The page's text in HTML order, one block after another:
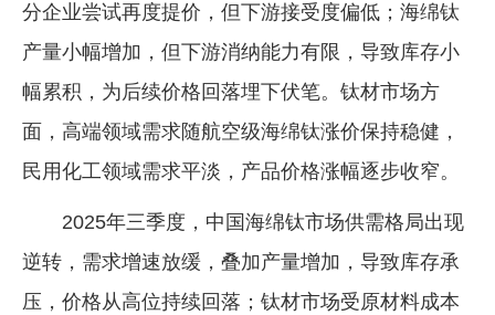
分企业尝试再度提价，但下游接受度偏低；海绵钛
产量小幅增加，但下游消纳能力有限，导致库存小
幅累积，为后续价格回落埋下伏笔。钛材市场方
面，高端领域需求随航空级海绵钛涨价保持稳健，
民用化工领域需求平淡，产品价格涨幅逐步收窄。
2025年三季度，中国海绵钛市场供需格局出现
逆转，需求增速放缓，叠加产量增加，导致库存承
压，价格从高位持续回落；钛材市场受原材料成本